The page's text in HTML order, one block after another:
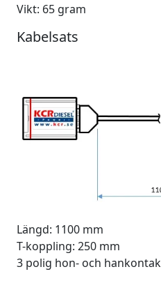
Vikt: 65 gram
Kabelsats
Längd: 1100 mm
T-koppling: 250 mm
3 polig hon- och